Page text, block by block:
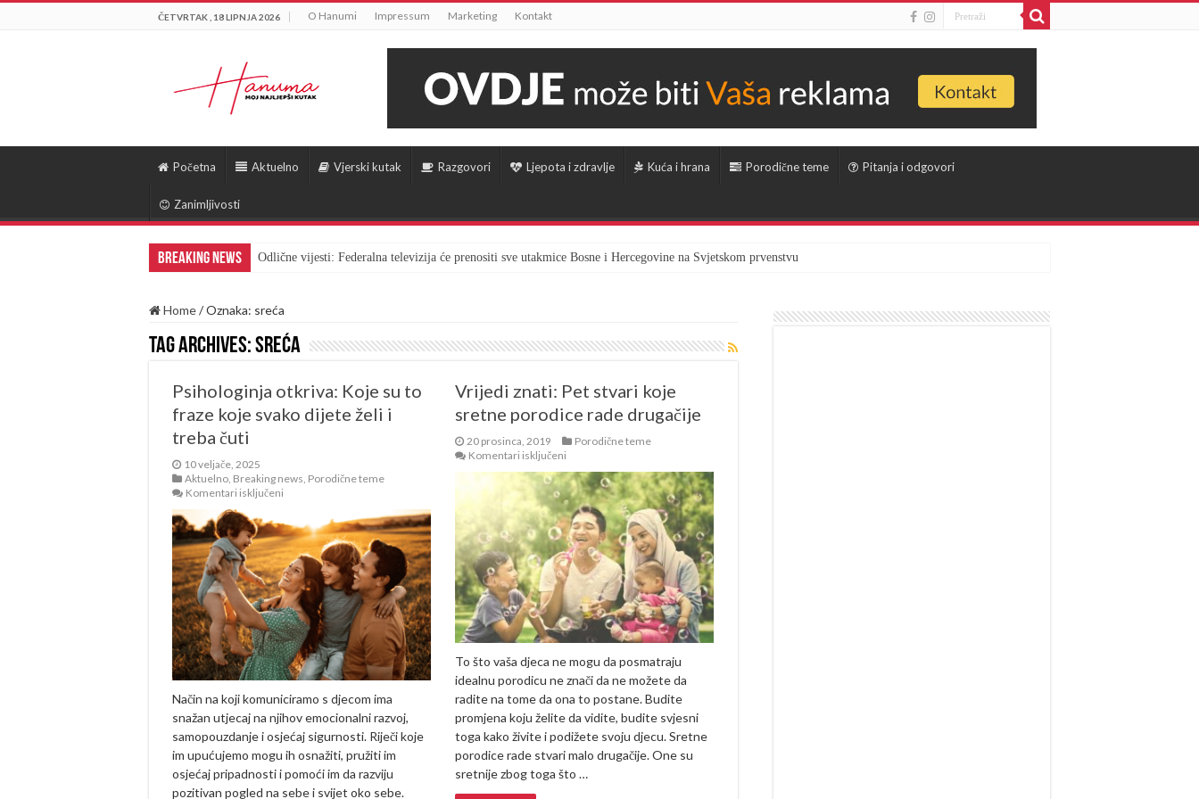
ČETVRTAK , 18 LIPNJA 2026 O Hanumi Impressum Marketing Kontakt
Početna Aktuelno Vjerski kutak Razgovori Ljepota i zdravlje Kuća i hrana Porodične teme Pitanja i odgovori
Zanimljivosti
Breaking News Odlične vijesti: Federalna televizija će prenositi sve utakmice Bosne i Hercegovine na Svjetskom prvenstvu
Home/Oznaka: sreća
Tag Archives:sreća
Psihologinja otkriva: Koje su to
fraze koje svako dijete želi i
treba čuti
10 veljače, 2025
Aktuelno, Breaking news, Porodične teme
Komentari isključeni
Koje
su
to
fraze
koje
svako
dijete
želi
i
treba
čuti
Način na koji komuniciramo s djecom ima
snažan utjecaj na njihov emocionalni razvoj,
samopouzdanje i osjećaj sigurnosti. Riječi koje
im upućujemo mogu ih osnažiti, pružiti im
osjećaj pripadnosti i pomoći im da razviju
pozitivan pogled na sebe i svijet oko sebe.
Vrijedi znati: Pet stvari koje
sretne porodice rade drugačije
20 prosinca, 2019
Porodične teme
Komentari isključeni
znati:
Pet
stvari
koje
sretne
porodice
rade
drugačije
To što vaša djeca ne mogu da posmatraju
idealnu porodicu ne znači da ne možete da
radite na tome da ona to postane. Budite
promjena koju želite da vidite, budite svjesni
toga kako živite i podižete svoju djecu. Sretne
porodice rade stvari malo drugačije. One su
sretnije zbog toga što …